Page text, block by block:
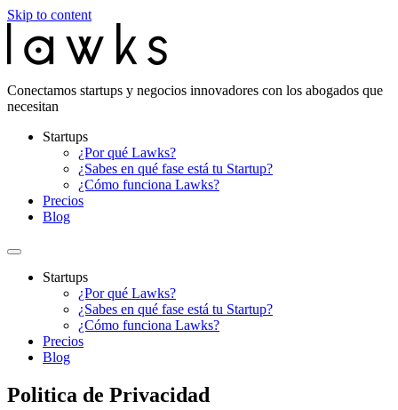
Skip to content
Conectamos startups y negocios innovadores con los abogados que
necesitan
Startups
¿Por qué Lawks?
¿Sabes en qué fase está tu Startup?
¿Cómo funciona Lawks?
Precios
Blog
Startups
¿Por qué Lawks?
¿Sabes en qué fase está tu Startup?
¿Cómo funciona Lawks?
Precios
Blog
Politica de Privacidad